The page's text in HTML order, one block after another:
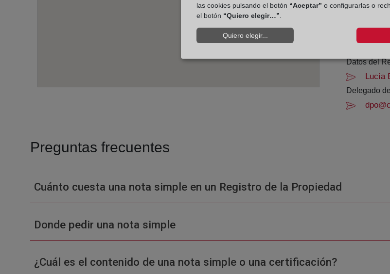
(93)
Datos del
Lucía
Delegado
Preguntas frecuentes
Cuánto cuesta una nota simple en un Registro de la Propiedad
Donde pedir una nota simple
¿Cuál es el contenido de una nota simple o una certificación?
las cookies pulsando el botón “Aceptar” o configurarlas o
el botón “Quiero elegir…”.
Quiero elegir...